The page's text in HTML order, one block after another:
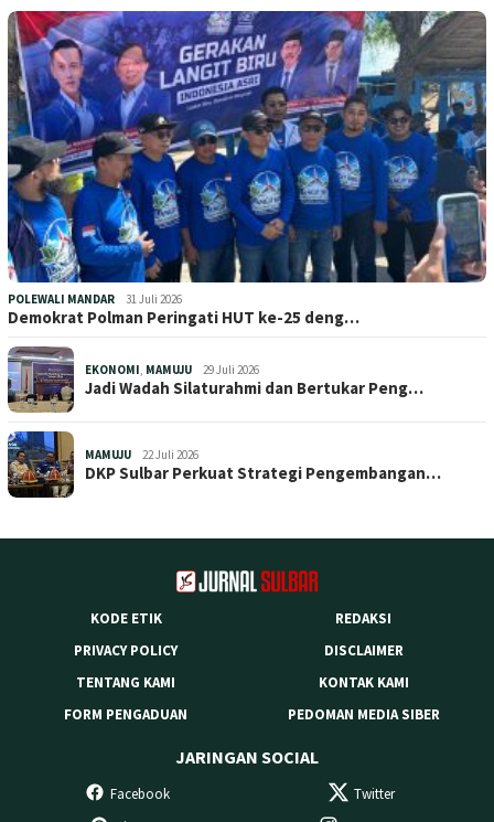
POLEWALI MANDAR 31 Juli 2026
Demokrat Polman Peringati HUT ke-25 deng…
EKONOMI, MAMUJU 29 Juli 2026
Jadi Wadah Silaturahmi dan Bertukar Peng…
MAMUJU 22 Juli 2026
DKP Sulbar Perkuat Strategi Pengembangan…
KODE ETIK
REDAKSI
PRIVACY POLICY
DISCLAIMER
TENTANG KAMI
KONTAK KAMI
FORM PENGADUAN
PEDOMAN MEDIA SIBER
JARINGAN SOCIAL
Facebook
Twitter